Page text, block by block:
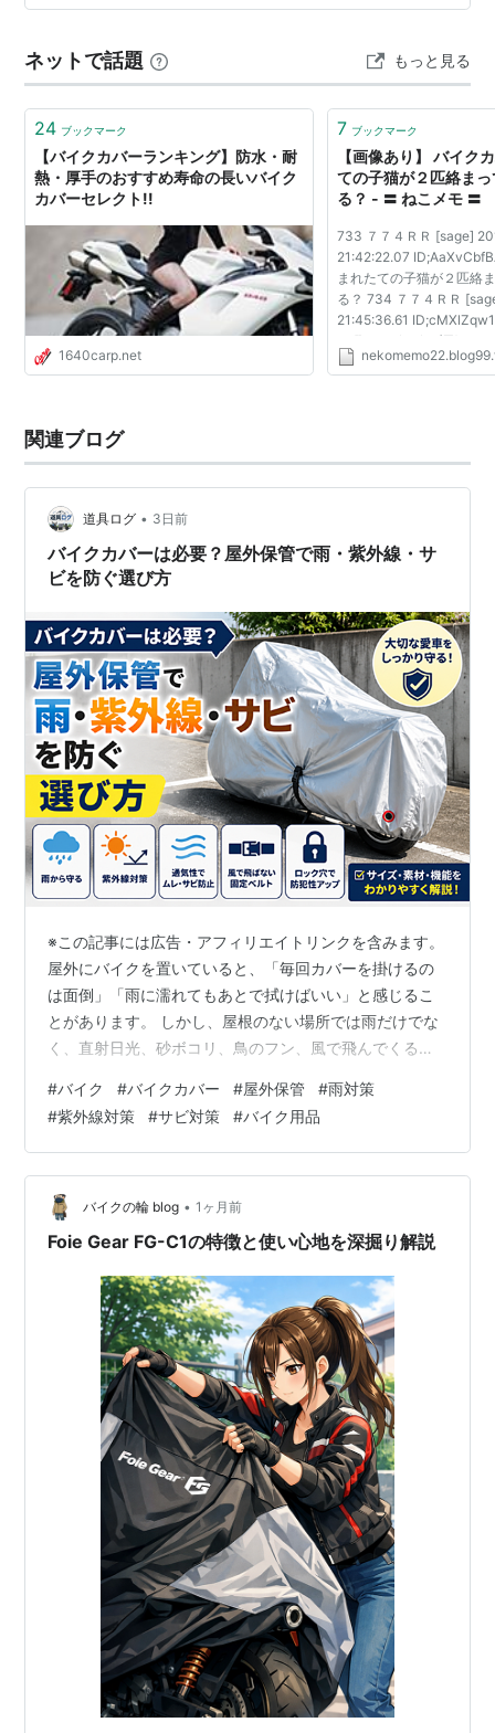
記事では、屋外保管を中心に、チェーンロック、ディス
メラ、二輪車防犯登録をどう組み合わせるか、初心者向
けに解説します。 先に結論 まずは毎回…
ネットで話題 もっと見る
24 ブックマーク
【バイクカバーランキング】防水・耐
熱・厚手のおすすめ寿命の長いバイク
カバーセレクト!!
1640carp.net
7 ブックマーク
【画像あり】 バイク
ての子猫が２匹絡ま
る？ - 〓 ねこメモ 〓
733 ７７４ＲＲ [sage]
21:42:22.07
まれたての子猫が２匹絡
る？ 734 ７７４ＲＲ
21:45:36.61
Ｒ [] 2012/07/01(日)
ID;4Y1UqOhj>>733 飼う
関連ブログ
道具ログ • 3日前
バイクカバーは必要？屋外保管で雨・紫外線・サ
ビを防ぐ選び方
※この記事には広告・アフィリエイトリンクを含みます。
屋外にバイクを置いていると、「毎回カバーを掛けるの
は面倒」「雨に濡れてもあとで拭けばいい」と感じるこ
とがあります。 しかし、屋根のない場所では雨だけでな
く、直射日光、砂ボコリ、鳥のフン、風で飛んでくる汚
完全に密閉する道具ではありませんが、屋外保管中に受
けるダメージを減らすための一枚目の壁になります。 こ
の記事では、バイクカバーが必要な人、選ぶときに確認
したい性能、サイズ選び、傷や結露を防ぐ使い方まで初
心者向けに解説します。 先に結論 屋根のない場所や、横
から雨が吹き込む駐輪場に長時間置くな…
#バイク #バイクカバー #屋外保管 #雨対策
#紫外線対策 #サビ対策 #バイク用品
バイクの輪 blog • 1ヶ月前
Foie Gear FG-C1の特徴と使い心地を深掘り解説